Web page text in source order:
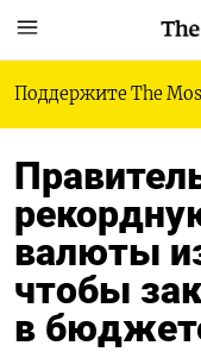
Поддержите The
валюты
чтобы
в